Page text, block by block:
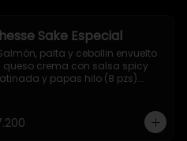
Chesse Sake Especial
palta y cebollin envuelto
queso crema con salsa spicy
y papas hilo (8 pzs).